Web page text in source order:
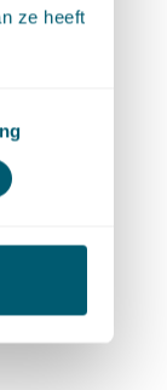
ze heeft